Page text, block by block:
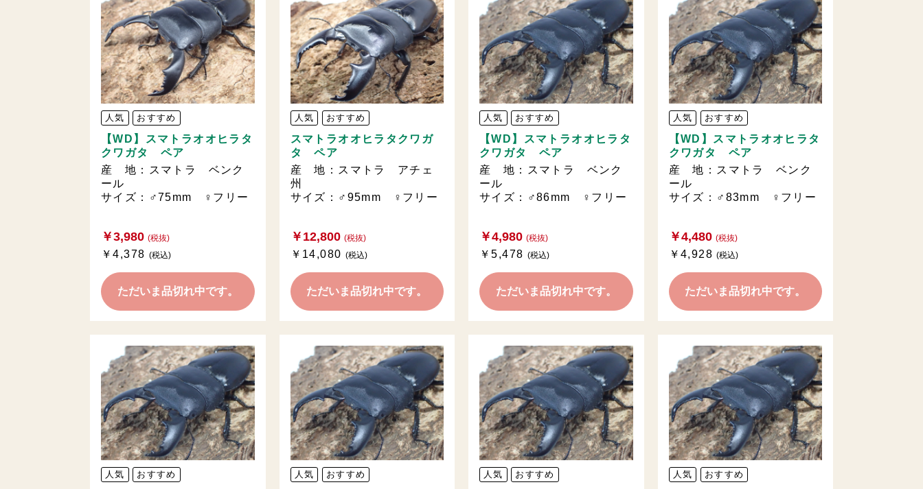
人気 おすすめ
【WD】スマトラオオヒラタ
クワガタ ペア
産 地：スマトラ ベンク
ール
サイズ：♂75mm ♀フリー
￥3,980 (税抜)
￥4,378 (税込)
ただいま品切れ中です。
人気 おすすめ
スマトラオオヒラタクワガ
タ ペア
産 地：スマトラ アチェ
州
サイズ：♂95mm ♀フリー
￥12,800 (税抜)
￥14,080 (税込)
ただいま品切れ中です。
人気 おすすめ
【WD】スマトラオオヒラタ
クワガタ ペア
産 地：スマトラ ベンク
ール
サイズ：♂86mm ♀フリー
￥4,980 (税抜)
￥5,478 (税込)
ただいま品切れ中です。
人気 おすすめ
【WD】スマトラオオヒラタ
クワガタ ペア
産 地：スマトラ ベンク
ール
サイズ：♂83mm ♀フリー
￥4,480 (税抜)
￥4,928(税込)
ただいま品切れ中です。
人気 おすすめ 人気 おすすめ 人気 おすすめ 人気 おすすめ